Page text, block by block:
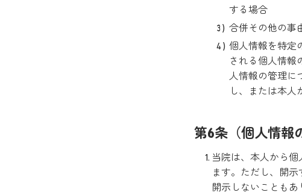
する場合
合併その他の事
個人情報を特定
される個人情報
人情報の管理に
し、または本
第6条（個人情報
当院は、本人から
ます。ただし、開
開示しないことも